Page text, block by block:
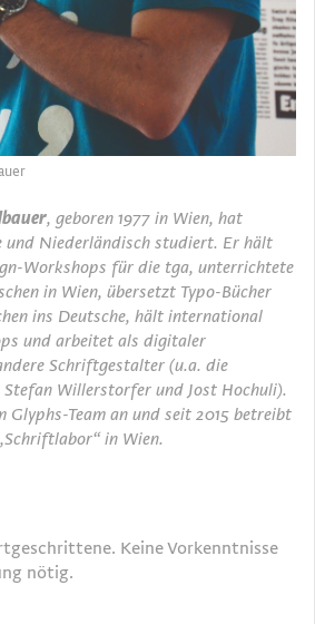
, geboren 1977 in Wien, hat
und Niederländisch studiert. Er hält
Workshops für die tga, unterrichtete
in Wien, übersetzt Typo-Bücher
ins Deutsche, hält international
und arbeitet als digitaler
Schriftgestalter (u.a. die
Stefan Willerstorfer und Jost Hochuli).
Glyphs-Team an und seit 2015 betreibt
in Wien.
Keine Vorkenntnisse
nötig.